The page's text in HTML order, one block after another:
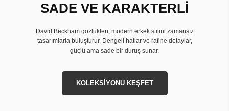
SADE VE KARAKTERLİ
David Beckham gözlükleri, modern erkek stilini zamansız
tasarımlarla buluşturur. Dengeli hatlar ve rafine detaylar,
güçlü ama sade bir duruş sunar.
KOLEKSİYONU KEŞFET